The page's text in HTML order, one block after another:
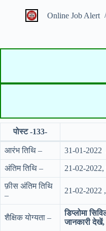
Online Job Alert
पोस्ट -133-
आरंभ तिथि – 31-01-2022
अंतिम तिथि – 21-02-2022,
फ़ीस अंतिम तिथि
–
21-02-2022 ,
शैक्षिक योग्यता –
डिप्लोमा
जानकारी देखें,